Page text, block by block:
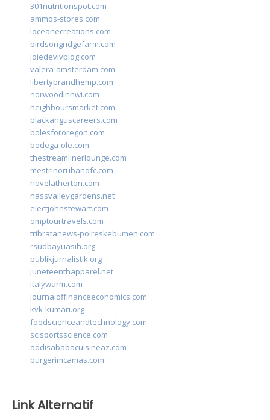
301nutritionspot.com
ammos-stores.com
loceanecreations.com
birdsongridgefarm.com
joiedevivblog.com
valera-amsterdam.com
libertybrandhemp.com
norwoodinnwi.com
neighboursmarket.com
blackanguscareers.com
bolesfororegon.com
bodega-ole.com
thestreamlinerlounge.com
mestrinorubanofc.com
novelatherton.com
nassvalleygardens.net
electjohnstewart.com
omptourtravels.com
tribratanews-polreskebumen.com
rsudbayuasih.org
publikjurnalistik.org
juneteenthapparel.net
italywarm.com
journaloffinanceeconomics.com
kvk-kumari.org
foodscienceandtechnology.com
scisportsscience.com
addisababacuisineaz.com
burgerimcamas.com
Link Alternatif